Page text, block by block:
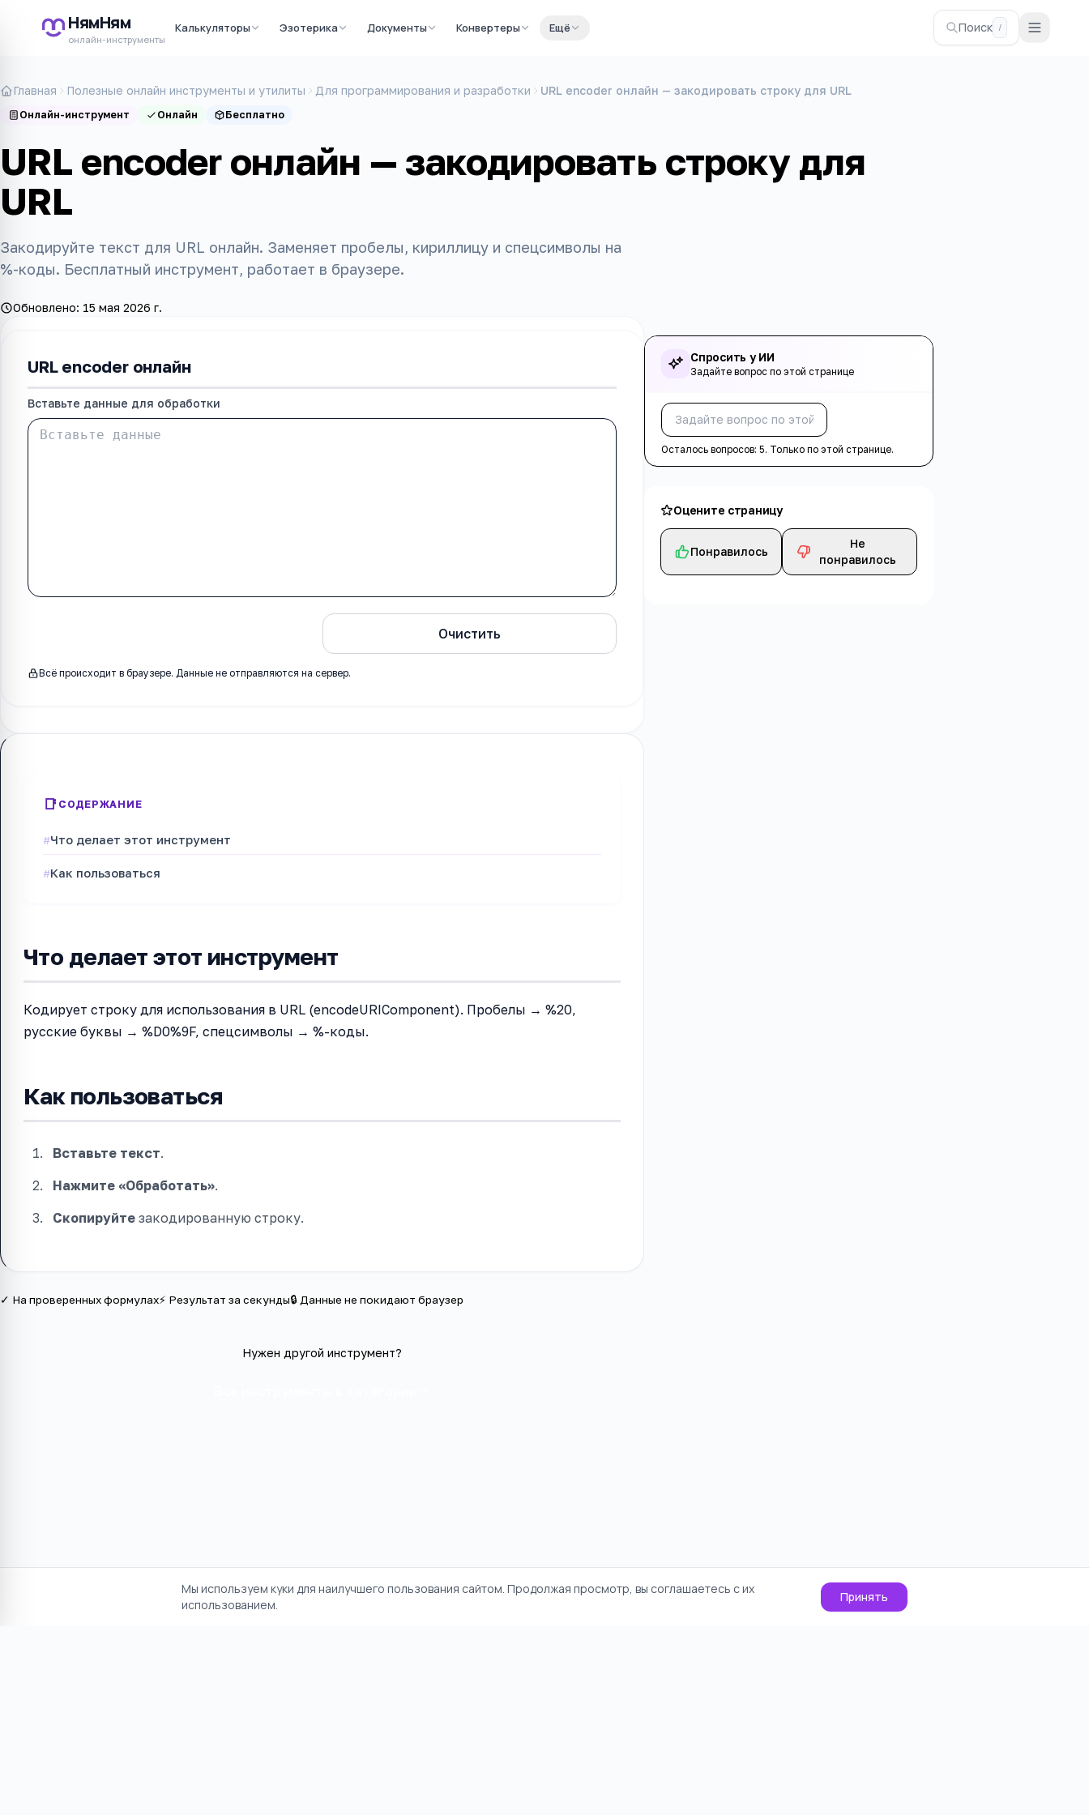
НямНям
онлайн-инструменты
Калькуляторы Эзотерика Документы Конвертеры Ещё Поиск /
Главная Полезные онлайн инструменты и утилиты Для программирования и разработки URL encoder онлайн — закодировать строку для URL
Онлайн-инструмент Онлайн Бесплатно
URL encoder онлайн — закодировать строку для
URL
Закодируйте текст для URL онлайн. Заменяет пробелы, кириллицу и спецсимволы на
%-коды. Бесплатный инструмент, работает в браузере.
Обновлено: 15 мая 2026 г.
URL encoder онлайн
Вставьте данные для обработки
Очистить
Всё происходит в браузере. Данные не отправляются на сервер.
СОДЕРЖАНИЕ
Что делает этот инструмент
Как пользоваться
Что делает этот инструмент
Кодирует строку для использования в URL (encodeURIComponent). Пробелы → %20,
русские буквы → %D0%9F, спецсимволы → %-коды.
Как пользоваться
Вставьте текст.
Нажмите «Обработать».
Скопируйте закодированную строку.
✓ На проверенных формулах⚡ Результат за секунды🔒 Данные не покидают браузер
Нужен другой инструмент?
Спросить у ИИ
Задайте вопрос по этой странице
Осталось вопросов:5. Только по этой странице.
Оцените страницу
Понравилось
Не
понравилось
Мы используем куки для наилучшего пользования сайтом. Продолжая просмотр, вы соглашаетесь с их
использованием.
Принять